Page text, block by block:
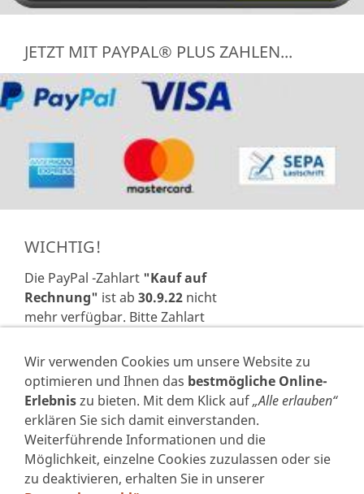
JETZT MIT PAYPAL® PLUS ZAHLEN...
WICHTIG!
Die PayPal -Zahlart "Kauf auf
Rechnung" ist ab 30.9.22 nicht
mehr verfügbar. Bitte Zahlart
wählen!
VERTRAG WIDERRUFEN
IMPRESSUM
Wir verwenden Cookies um unsere Website zu
optimieren und Ihnen das bestmögliche Online-
Erlebniszu bieten. Mit dem Klick auf„Alle erlauben“
erklären Sie sich damit einverstanden.
Weiterführende Informationen und die
Möglichkeit, einzelne Cookies zuzulassen oder sie
zu deaktivieren, erhalten Sie in unserer